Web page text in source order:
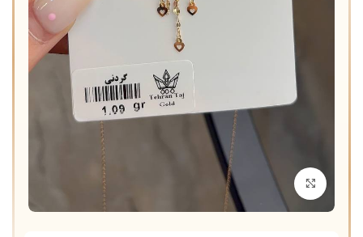
برای بزرگنمایی کلیک کنید